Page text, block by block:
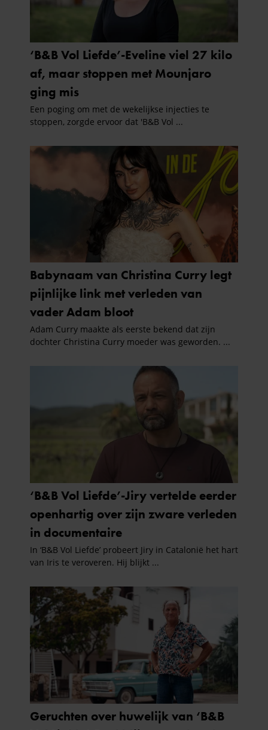
partners voor social media, adverteren en analyse. Deze
partners kunnen deze gegevens combineren met andere
verzameld op basis van uw gebruik van hun services. U
gaat akkoord met onze cookies als u onze website blijft
gebruiken.